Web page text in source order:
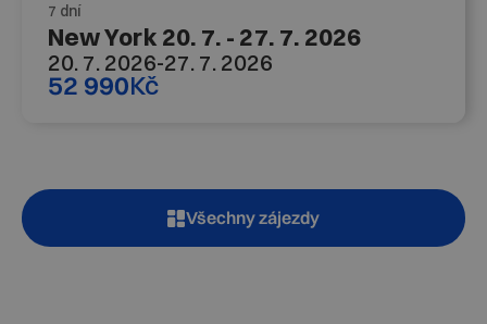
7 dní
New York 20. 7. - 27. 7. 2026
20. 7. 2026-27. 7. 2026
52 990Kč
Všechny zájezdy